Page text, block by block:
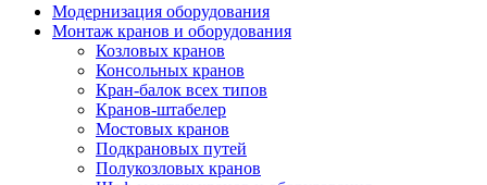
Модернизация оборудования
Монтаж кранов и оборудования
Козловых кранов
Консольных кранов
Кран-балок всех типов
Кранов-штабелер
Мостовых кранов
Подкрановых путей
Полукозловых кранов